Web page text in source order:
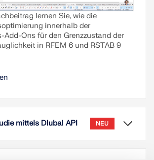
lernen Sie, wie die
innerhalb der
Add-Ons für den Grenzzustand der
in RFEM 6 und RSTAB 9
mittels Dlubal API NEU